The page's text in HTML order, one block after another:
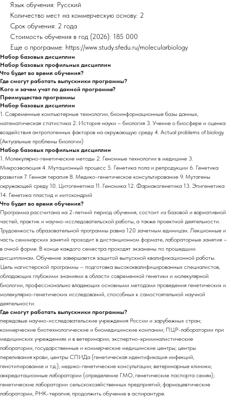
Язык обучения: Русский
Количество мест на коммерческую основу: 2
Срок обучения: 2 года
Стоимость обучения в год (2026): 185 000
Еще о программе: https://www.study.sfedu.ru/molecularbiology
Набор базовых дисциплин
Набор базовых профильных дисциплин
Что будет во время обучения?
Где смогут работать выпускники программы?
Кого и зачем учат по данной программе?
Преимущества программы
Набор базовых дисциплин
1. Современные компьютерные технологии, биоинформационные базы данных,
математическая статистика 2. История науки – биология 3. Учение о биосфере и оценка
воздействия антропогенных факторов на окружающую среду 4. Actual problems of biology
(Актуальные проблемы биологии)
Набор базовых профильных дисциплин
1. Молекулярно-генетические методы 2. Геномные технологии в медицине 3.
Микроэволюция 4. Мутационный процесс 5. Генетика пола и репродукции 6. Генетика
развития 7. Генная терапия 8. Медико-генетическое консультирование 9. Мутагены
окружающей среду 10. Цитогенетика 11. Геномика 12. Фармакогенетика 13. Эпигенетика
14. Генетика пластид и митохондрий
Что будет во время обучения?
Программа рассчитана на 2-летний период обучения, состоит из базовой и вариативной
частей, практик и научно-исследовательской работы, а также проектной деятельности.
Трудоемкость образовательной программы равна 120 зачетным единицам. Лекционные и
часть семинарских занятий проходит в дистанционном формате, лабораторные занятия –
в очной форме. В конце каждого семестра проходят экзамены по прошедшим
дисциплинам. Обучение завершается защитой выпускной квалификационной работы.
Цель магистерской программы – подготовка высококвалифицированных специалистов,
обладающих глубокими знаниями в области современной генетики и молекулярной
биологии, профессионально владеющих основными методами проведения генетических и
молекулярно-генетических исследований, способных к самостоятельной научной
деятельности.
Где смогут работать выпускники программы?
передовые научно-исследовательские учреждения России и зарубежных стран;
коммерческие биотехнологические и биомедицинские компании; ПЦР-лаборатории при
медицинских учреждениях и в ветеринарии; экспертно-криминалистические
лаборатории; государственные и коммерческие медицинские центры; центры
переливания крови, центры СПИДа (генетическая идентификация инфекций,
генотипирование и т.д.); медико-генетические консультации; ветеринарные клиники;
аккредитационные лаборатории (определение ГМО, генетические паспорта семян);
генетические лаборатории сельскохозяйственных предприятий; фармацевтические
лаборатории, РНК-терапия; продолжить обучение в аспирантуре.